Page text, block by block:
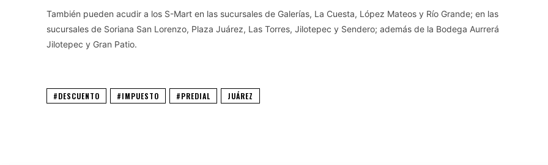
También pueden acudir a los S-Mart en las sucursales de Galerías, La Cuesta, López Mateos y Río Grande; en las
sucursales de Soriana San Lorenzo, Plaza Juárez, Las Torres, Jilotepec y Sendero; además de la Bodega Aurrerá
Jilotepec y Gran Patio.
#DESCUENTO #IMPUESTO #PREDIAL JUÁREZ